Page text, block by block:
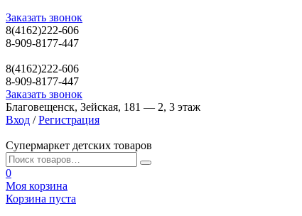
Заказать звонок
8(4162)222-606
8-909-8177-447
8(4162)222-606
8-909-8177-447
Заказать звонок
Благовещенск, Зейская, 181 — 2, 3 этаж
Вход / Регистрация
Супермаркет детских товаров
0
Моя корзина
Корзина пуста